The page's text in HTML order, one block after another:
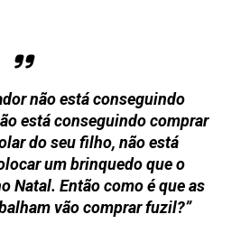
não está conseguindo
está conseguindo comprar
do seu filho, não está
um brinquedo que o
Natal. Então como é que as
vão comprar fuzil?”